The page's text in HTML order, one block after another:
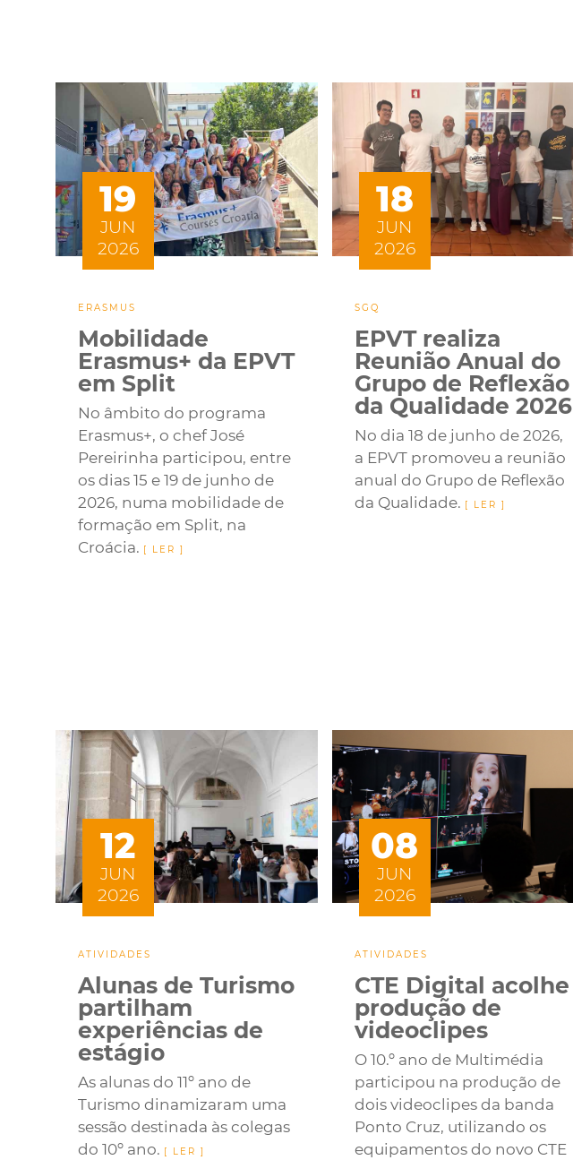
19
JUN
2026
ERASMUS
Mobilidade
Erasmus+ da EPVT
em Split
No âmbito do programa
Erasmus+, o chef José
Pereirinha participou, entre
os dias 15 e 19 de junho de
2026, numa mobilidade de
formação em Split, na
Croácia.
18
JUN
2026
SGQ
EPVT realiza
Reunião Anual do
Grupo de Reflexão
da Qualidade 2026
No dia 18 de junho de 2026,
a EPVT promoveu a reunião
anual do Grupo de Reflexão
da Qualidade.
12
JUN
2026
ATIVIDADES
Alunas de Turismo
partilham
experiências de
estágio
As alunas do 11º ano de
Turismo dinamizaram uma
sessão destinada às colegas
do 10º ano.
08
JUN
2026
ATIVIDADES
CTE Digital acolhe
produção de
videoclipes
O 10.º ano de Multimédia
participou na produção de
dois videoclipes da banda
Ponto Cruz, utilizando os
equipamentos do novo CTE